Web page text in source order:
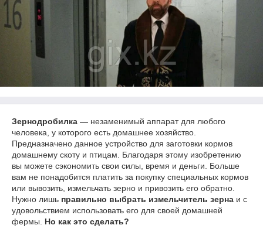
Зернодробилка — незаменимый аппарат для любого
человека, у которого есть домашнее хозяйство.
Предназначено данное устройство для заготовки кормов
домашнему скоту и птицам. Благодаря этому изобретению
вы можете сэкономить свои силы, время и деньги. Больше
вам не понадобится платить за покупку специальных кормов
или вывозить, измельчать зерно и привозить его обратно.
Нужно лишь правильно выбрать измельчитель зерна и с
удовольствием использовать его для своей домашней
фермы. Но как это сделать?